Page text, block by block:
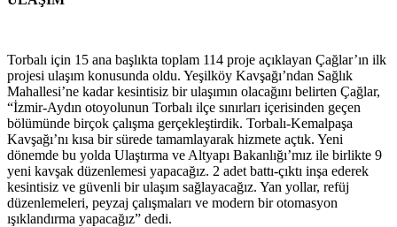
Torbalı için 15 ana başlıkta toplam 114 proje açıklayan Çağlar’ın ilk
projesi ulaşım konusunda oldu. Yeşilköy Kavşağı’ndan Sağlık
Mahallesi’ne kadar kesintisiz bir ulaşımın olacağını belirten Çağlar,
“İzmir-Aydın otoyolunun Torbalı ilçe sınırları içerisinden geçen
bölümünde birçok çalışma gerçekleştirdik. Torbalı-Kemalpaşa
Kavşağı’nı kısa bir sürede tamamlayarak hizmete açtık. Yeni
dönemde bu yolda Ulaştırma ve Altyapı Bakanlığı’mız ile birlikte 9
yeni kavşak düzenlemesi yapacağız. 2 adet battı-çıktı inşa ederek
kesintisiz ve güvenli bir ulaşım sağlayacağız. Yan yollar, refüj
düzenlemeleri, peyzaj çalışmaları ve modern bir otomasyon
ışıklandırma yapacağız” dedi.